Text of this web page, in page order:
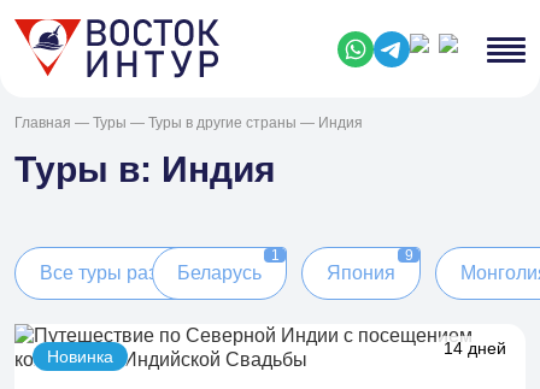
Главная — Туры — Туры в другие страны — Индия
Туры в: Индия
Все туры разделаБеларусь
1
Япония
9
14 дней
Новинка